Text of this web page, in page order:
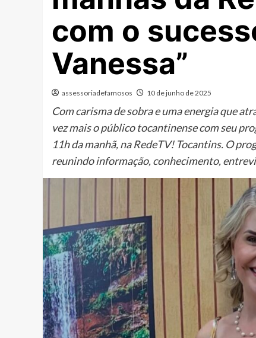
com o
Vanessa”
assessoriadefamosos 10 de junho de 2025
Com carisma de sobra e uma energia que
vez mais o público tocantinense com seu
11h da manhã, na RedeTV! Tocantins. O
reunindo informação, conhecimento,